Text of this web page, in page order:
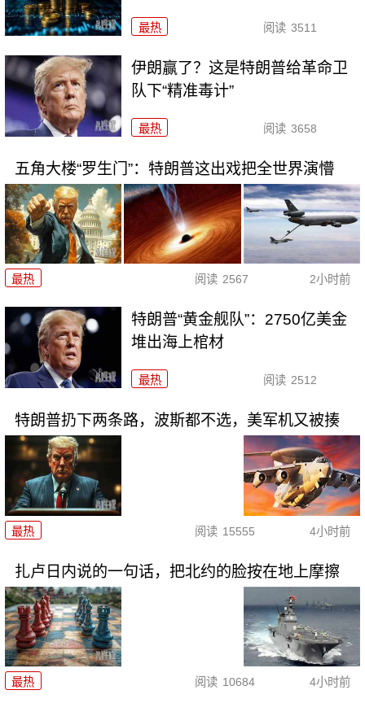
最热 阅读 3511
伊朗赢了？这是特朗普给革命卫
队下“精准毒计”
最热 阅读 3658
五角大楼“罗生门”：特朗普这出戏把全世界演懵
最热 阅读 2567 2小时前
特朗普“黄金舰队”：2750亿美金
堆出海上棺材
最热 阅读 2512
特朗普扔下两条路，波斯都不选，美军机又被揍
最热 阅读 15555 4小时前
扎卢日内说的一句话，把北约的脸按在地上摩擦
最热 阅读 10684 4小时前